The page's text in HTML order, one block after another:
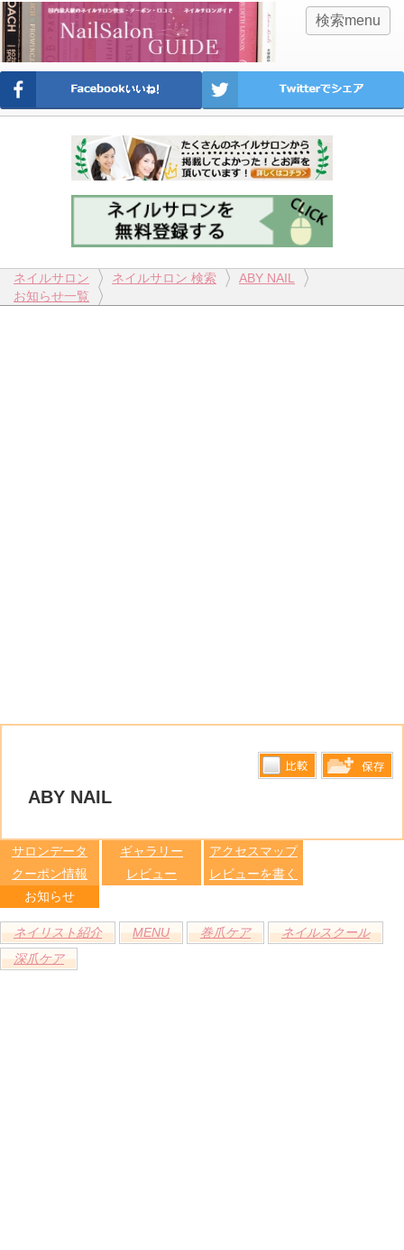
検索menu
ネイルサロン ネイルサロン 検索
ABY NAIL
お知らせ一覧
ABY NAIL
サロンデータ ギャラリー
アクセスマップ
クーポン情報
レビュー
レビューを書く
お知らせ
ネイリスト紹介 MENU 巻爪ケア
ネイルスクール
深爪ケア